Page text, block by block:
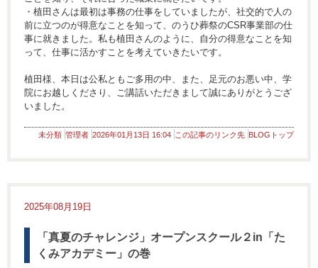
・植田さんは最初は事務の仕事をしていましたが、社交的で人の
前に立つのが得意なことを知って、のうひ葬祭のCSR事業部の仕
事に就きました。私も植田さんのように、自分の得意なことを知
って、仕事に活かすことを考えていきたいです。
植田様、本日は公私ともご多用の中、また、足元のお悪い中、学
院にお越しくださり、ご講話いただきまして誠にありがとうござ
いました。
未分類 管理者 2026年01月13日 16:04 この記事のリンク先 BLOGトップ
2025年08月19日
「真夏のチャレンジ」オープンスクール２in「た
くみアカデミー」の巻